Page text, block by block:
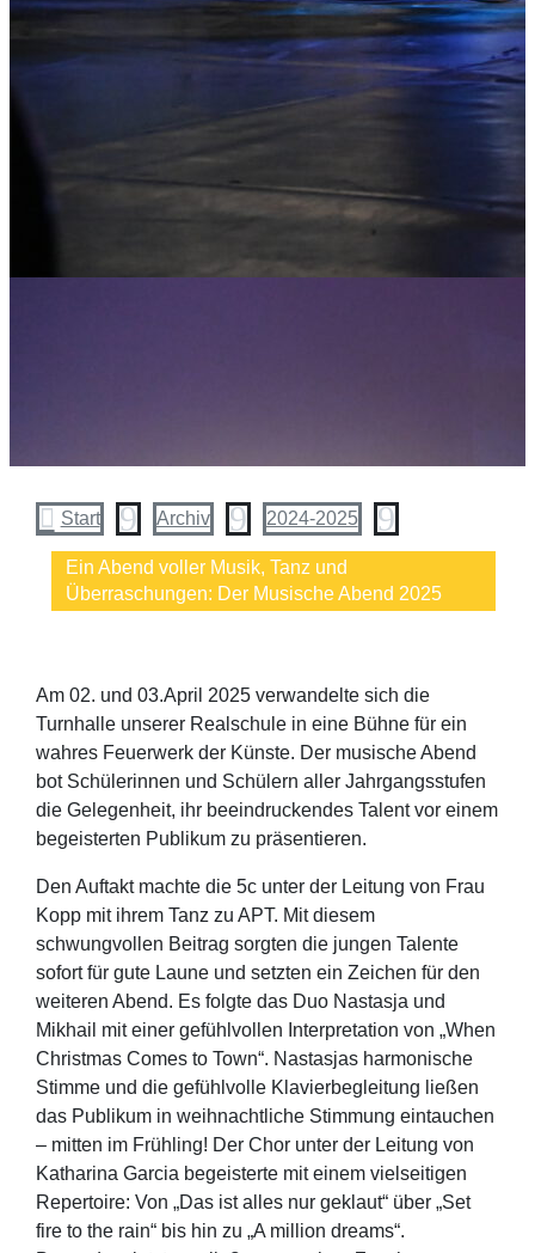
 Start 9 Archiv 9 2024-2025 9
Ein Abend voller Musik, Tanz und
Überraschungen: Der Musische Abend 2025
Am 02. und 03.April 2025 verwandelte sich die
Turnhalle unserer Realschule in eine Bühne für ein
wahres Feuerwerk der Künste. Der musische Abend
bot Schülerinnen und Schülern aller Jahrgangsstufen
die Gelegenheit, ihr beeindruckendes Talent vor einem
begeisterten Publikum zu präsentieren.
Den Auftakt machte die 5c unter der Leitung von Frau
Kopp mit ihrem Tanz zu APT. Mit diesem
schwungvollen Beitrag sorgten die jungen Talente
sofort für gute Laune und setzten ein Zeichen für den
weiteren Abend.​ Es folgte das Duo Nastasja und
Mikhail mit einer gefühlvollen Interpretation von „When
Christmas Comes to Town“. Nastasjas harmonische
Stimme und die gefühlvolle Klavierbegleitung ließen
das Publikum in weihnachtliche Stimmung eintauchen
– mitten im Frühling! Der Chor unter der Leitung von
Katharina Garcia begeisterte mit einem vielseitigen
Repertoire: Von „Das ist alles nur geklaut“ über „Set
fire to the rain“ bis hin zu „A million dreams“.